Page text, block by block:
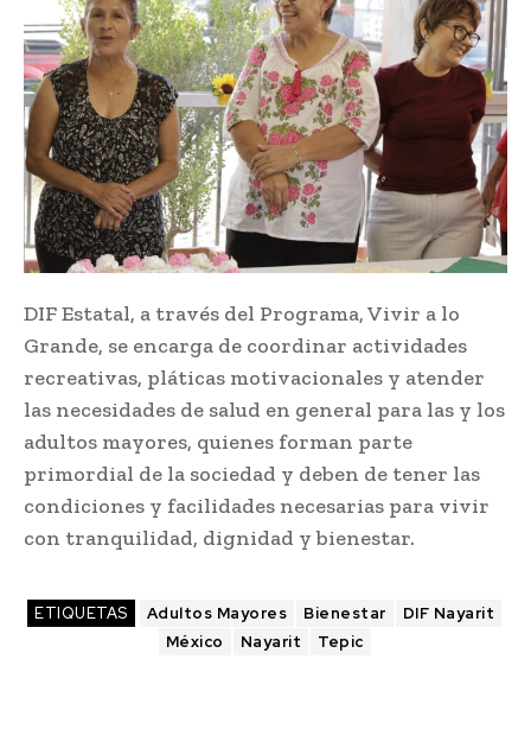
DIF Estatal, a través del Programa, Vivir a lo
Grande, se encarga de coordinar actividades
recreativas, pláticas motivacionales y atender
las necesidades de salud en general para las y los
adultos mayores, quienes forman parte
primordial de la sociedad y deben de tener las
condiciones y facilidades necesarias para vivir
con tranquilidad, dignidad y bienestar.
ETIQUETAS Adultos Mayores Bienestar
DIF Nayarit
México
Nayarit Tepic